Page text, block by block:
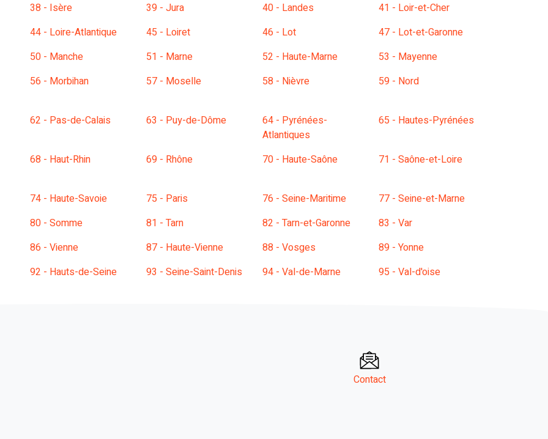
38 - Isère 39 - Jura 40 - Landes
41 - Loir-et-Cher
44 - Loire-Atlantique 45 - Loiret 46 - Lot
47 - Lot-et-Garonne
50 - Manche 51 - Marne 52 - Haute-Marne
53 - Mayenne
56 - Morbihan 57 - Moselle 58 - Nièvre 59 - Nord
62 - Pas-de-Calais 63 - Puy-de-Dôme
64 - Pyrénées-
Atlantiques
65 - Hautes-Pyrénées
68 - Haut-Rhin 69 - Rhône 70 - Haute-Saône 71 - Saône-et-Loire
74 - Haute-Savoie 75 - Paris 76 - Seine-Maritime
77 - Seine-et-Marne
80 - Somme 81 - Tarn 82 - Tarn-et-Garonne
83 - Var
86 - Vienne 87 - Haute-Vienne 88 - Vosges
89 - Yonne
92 - Hauts-de-Seine 93 - Seine-Saint-Denis 94 - Val-de-Marne 95 - Val-d'oise
Contact